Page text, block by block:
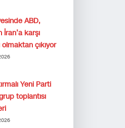
ABD,
İran’a karşı
olmaktan çıkıyor
Yeni Parti
toplantısı